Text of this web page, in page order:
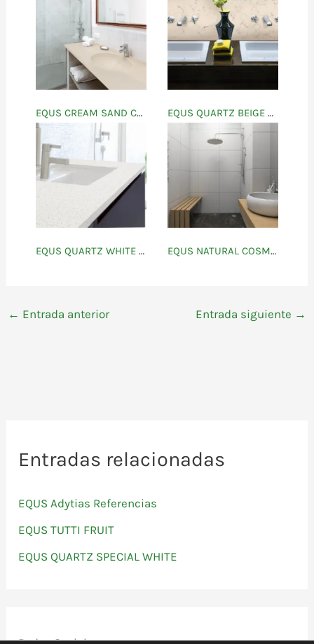
EQUS CREAM SAND CREAM EQUS QUARTZ BEIGE CARRARA
EQUS QUARTZ WHITE MOON EQUS NATURAL COSMOS
← Entrada anterior Entrada siguiente →
Entradas relacionadas
EQUS Adytias Referencias
EQUS TUTTI FRUIT
EQUS QUARTZ SPECIAL WHITE